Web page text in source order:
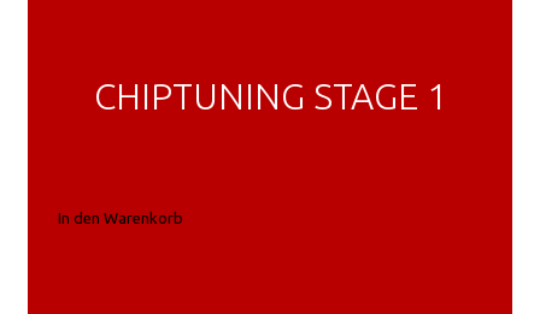
CHIPTUNING STAGE 1
In den Warenkorb